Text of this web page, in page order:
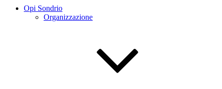
Opi Sondrio
Organizzazione